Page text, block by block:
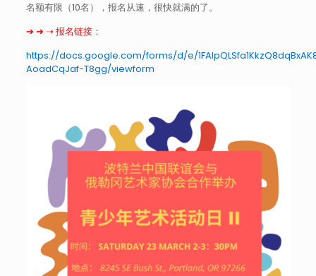
名额有限（10名），报名从速，很快就满的了。
➔ ➜ ➝‬ 报名链接：
https://docs.google.com/forms/d/e/
AoadCqJaf-T8gg/viewform